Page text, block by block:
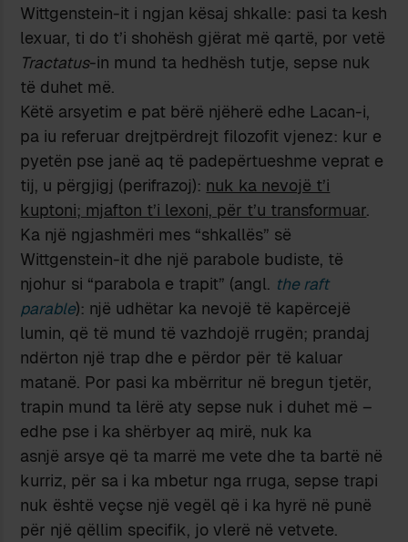
Wittgenstein-it i ngjan kësaj shkalle: pasi ta kesh
lexuar, ti do t’i shohësh gjërat më qartë, por vetë
Tractatus-in mund ta hedhësh tutje, sepse nuk
të duhet më.
Këtë arsyetim e pat bërë njëherë edhe Lacan-i,
pa iu referuar drejtpërdrejt filozofit vjenez: kur e
pyetën pse janë aq të padepërtueshme veprat e
tij, u përgjigj (perifrazoj): nuk ka nevojë t’i
kuptoni; mjafton t’i lexoni, për t’u transformuar.
Ka një ngjashmëri mes “shkallës” së
Wittgenstein-it dhe një parabole budiste, të
njohur si “parabola e trapit” (angl. the raft
parable): një udhëtar ka nevojë të kapërcejë
lumin, që të mund të vazhdojë rrugën; prandaj
ndërton një trap dhe e përdor për të kaluar
matanë. Por pasi ka mbërritur në bregun tjetër,
trapin mund ta lërë aty sepse nuk i duhet më –
edhe pse i ka shërbyer aq mirë, nuk ka
asnjë arsye që ta marrë me vete dhe ta bartë në
kurriz, për sa i ka mbetur nga rruga, sepse trapi
nuk është veçse një vegël që i ka hyrë në punë
për një qëllim specifik, jo vlerë në vetvete.